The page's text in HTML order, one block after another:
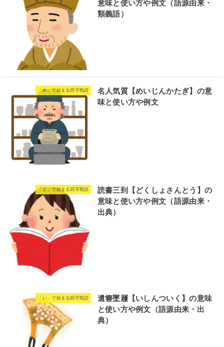
意味と使い方や例文（語源由来・
類義語）
「め」で始まる四字熟語
名人気質【めいじんかたぎ】の意
味と使い方や例文
「と」で始まる四字熟語
読書三到【どくしょさんとう】の
意味と使い方や例文（語源由来・
出典）
「い」で始まる四字熟語
遺簪墜屨【いしんついく】の意味
と使い方や例文（語源由来・出
典）